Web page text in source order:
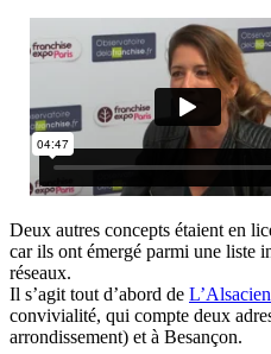
Deux autres concepts étaient en
car ils ont émergé parmi une liste
réseaux.
Il s’agit tout d’abord de L’Alsacien
convivialité, qui compte deux
arrondissement) et à Besançon.